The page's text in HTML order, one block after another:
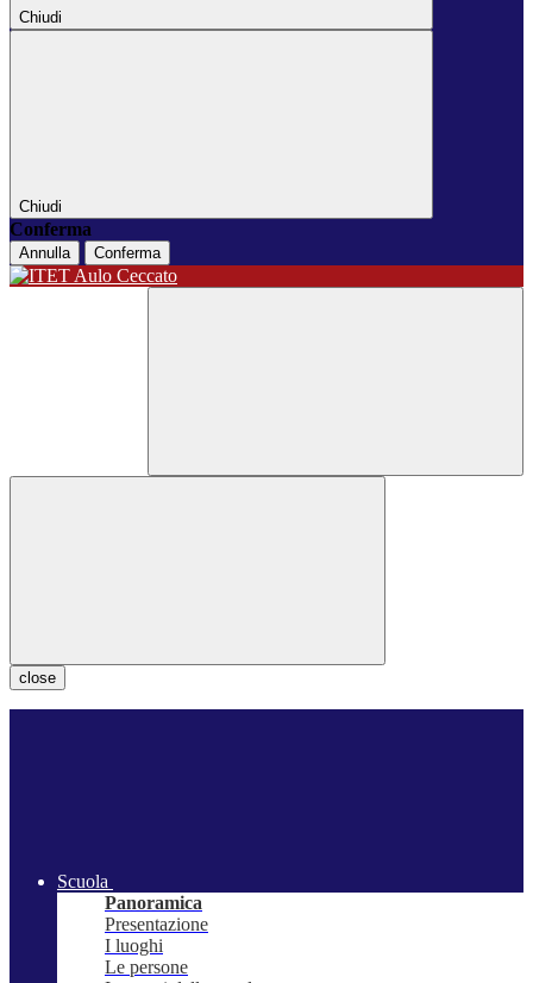
Chiudi
Chiudi
Conferma
Annulla Conferma
close
Scuola
Panoramica
Presentazione
I luoghi
Le persone